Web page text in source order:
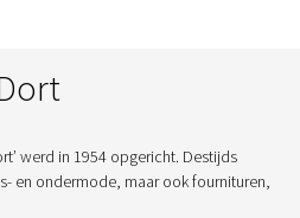
werd in 1954 opgericht. Destijds
en ondermode, maar ook fournituren,